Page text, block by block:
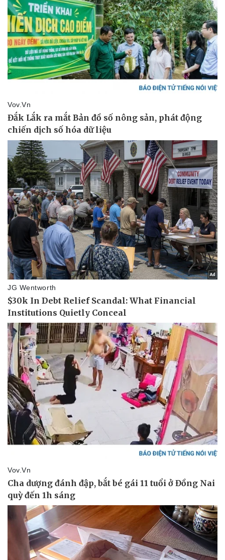
Doanh nghiệp
Thông tin doanh nghiệp
Doanh nghiệp 24h
Doanh nhân
Vì cộng đồng
Công nghệ
Sành điệu
Tin Công nghệ
Trải nghiệm
Chuyển đổi số